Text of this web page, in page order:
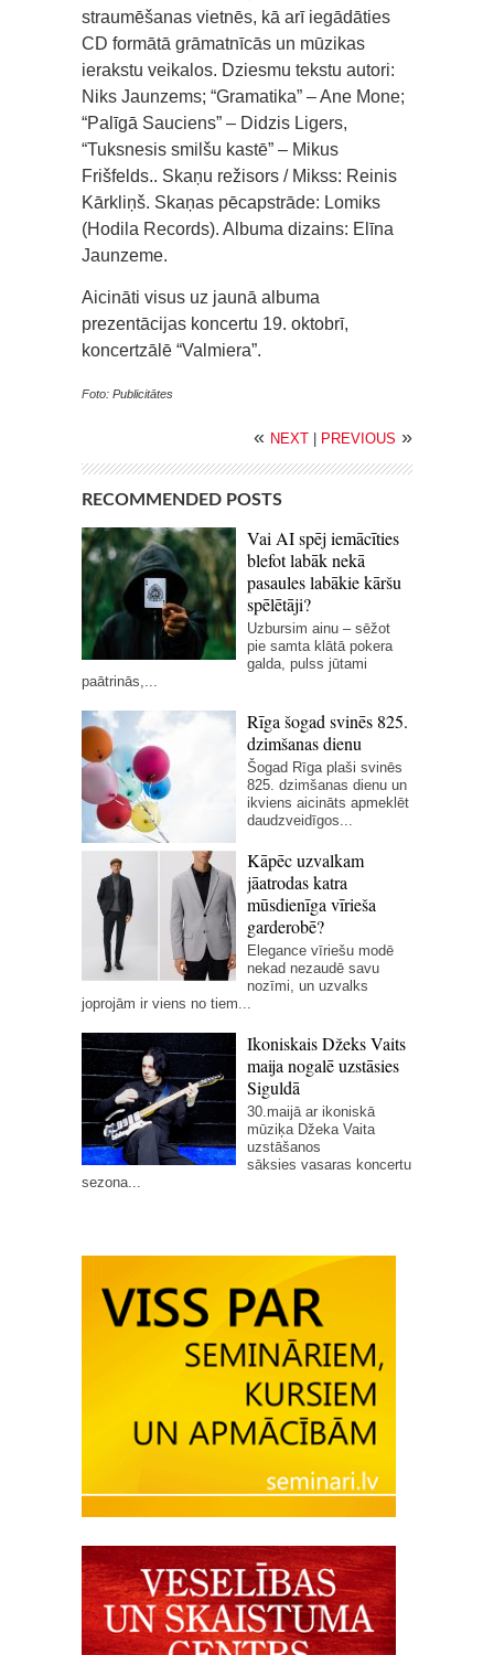
straumēšanas vietnēs, kā arī iegādāties
CD formātā grāmatnīcās un mūzikas
ierakstu veikalos. Dziesmu tekstu autori:
Niks Jaunzems; “Gramatika” – Ane Mone;
“Palīgā Sauciens” – Didzis Ligers,
“Tuksnesis smilšu kastē” – Mikus
Frišfelds.. Skaņu režisors / Mikss: Reinis
Kārkliņš. Skaņas pēcapstrāde: Lomiks
(Hodila Records). Albuma dizains: Elīna
Jaunzeme.
Aicināti visus uz jaunā albuma
prezentācijas koncertu 19. oktobrī,
koncertzālē “Valmiera”.
Foto: Publicitātes
« NEXT | PREVIOUS »
RECOMMENDED POSTS
Vai AI spēj iemācīties
blefot labāk nekā
pasaules labākie kāršu
spēlētāji?
Uzbursim ainu – sēžot
pie samta klātā pokera
galda, pulss jūtami
paātrinās,...
Rīga šogad svinēs 825.
dzimšanas dienu
Šogad Rīga plaši svinēs
825. dzimšanas dienu un
ikviens aicināts apmeklēt
daudzveidīgos...
Kāpēc uzvalkam
jāatrodas katra
mūsdienīga vīrieša
garderobē?
Elegance vīriešu modē
nekad nezaudē savu
nozīmi, un uzvalks
joprojām ir viens no tiem...
Ikoniskais Džeks Vaits
maija nogalē uzstāsies
Siguldā
30.maijā ar ikoniskā
mūziķa Džeka Vaita
uzstāšanos
sāksies vasaras koncertu
sezona...